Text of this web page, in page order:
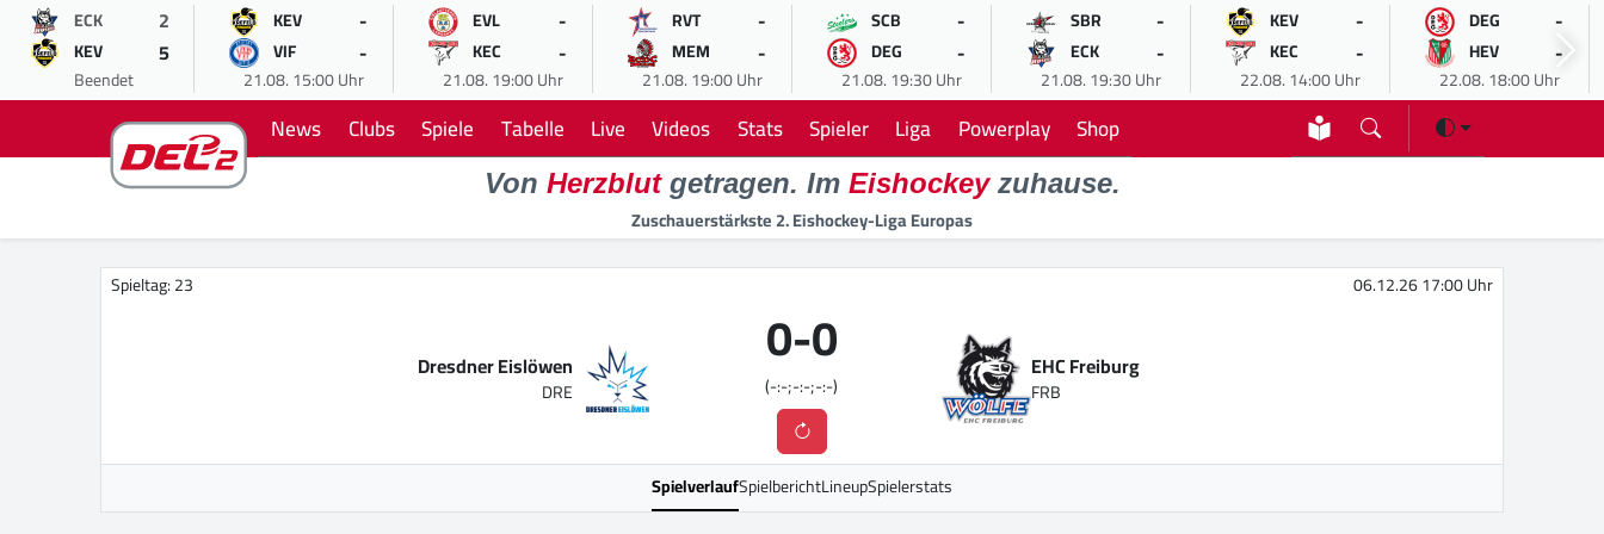
ECK 2
KEV 5
Beendet
KEV -
VIF -
21.08. 15:00 Uhr
EVL -
KEC -
21.08. 19:00 Uhr
RVT -
MEM -
21.08. 19:00 Uhr
SCB -
DEG -
21.08. 19:30 Uhr
SBR -
ECK -
21.08. 19:30 Uhr
KEV -
KEC -
22.08. 14:00 Uhr
DEG -
HEV -
22.08. 18:00 Uhr
News Clubs Spiele Tabelle Live Videos Stats Spieler Liga Powerplay Shop
Von Herzblutgetragen. Im Eishockeyzuhause.
Zuschauerstärkste 2. Eishockey-Liga Europas
Spieltag: 23 06.12.26 17:00 Uhr
Dresdner Eislöwen
DRE
0-0
(-:-;-:-;-:-)
EHC Freiburg
FRB
SpielverlaufSpielberichtLineupSpielerstats